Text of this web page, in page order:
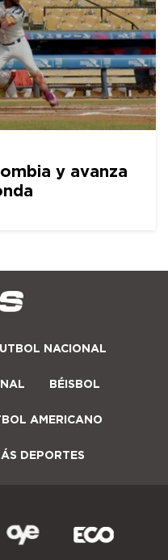
y avanza
NACIONAL
BÉISBOL
AMERICANO
DEPORTES